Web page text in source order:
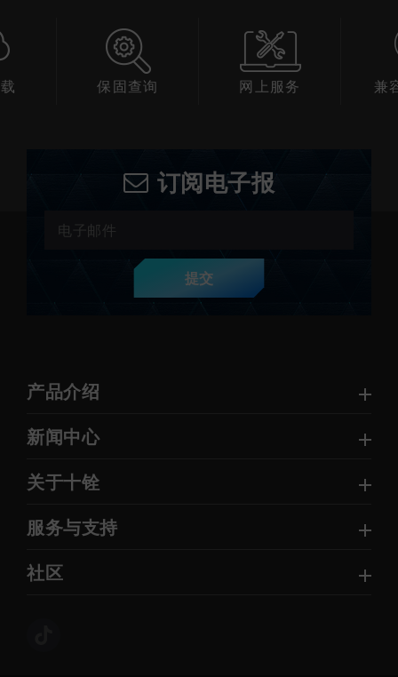
保固查询 网上服务 兼
订阅电子报
提交
产品介绍
新闻中心
关于十铨
服务与支持
社区